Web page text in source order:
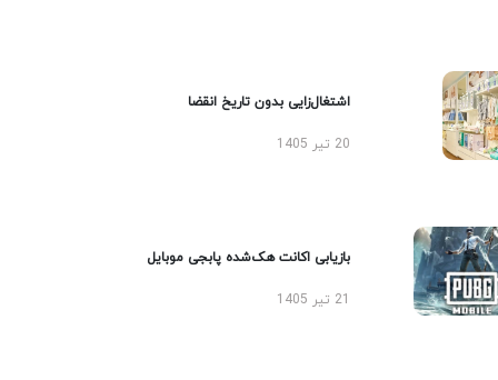
اشتغال‌زایی بدون تاریخ انقضا
20 تیر 1405
بازیابی اکانت هک‌شده پابجی موبایل